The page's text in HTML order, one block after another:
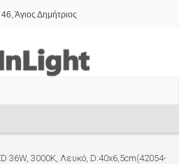
Άγιος Δημήτριος
36W, 3000K, Λευκό, D:40x6,5cm(42054-